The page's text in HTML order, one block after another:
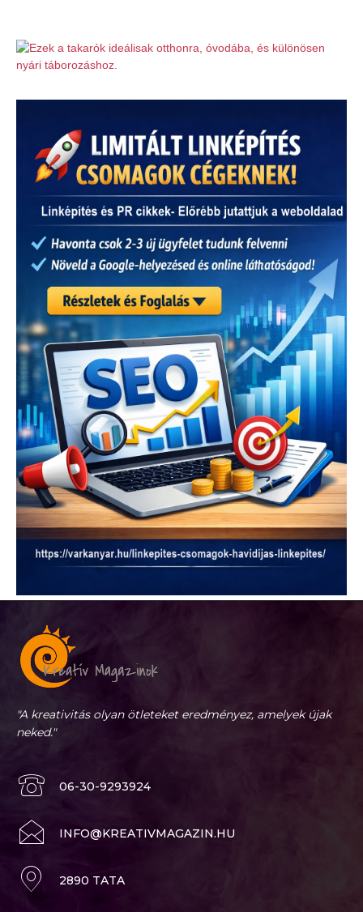
"A kreativitás olyan ötleteket eredményez, amelyek újak
neked."
06-30-9293924
INFO@KREATIVMAGAZIN.HU
2890 TATA